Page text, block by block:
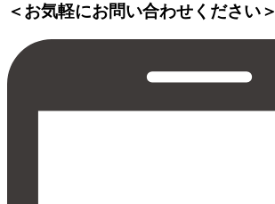
＜お気軽にお問い合わせください＞